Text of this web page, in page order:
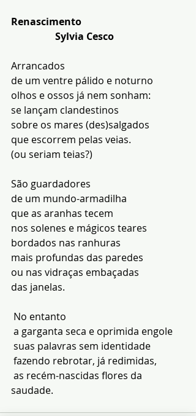
Renascimento
Sylvia Cesco
Arrancados
de um ventre pálido e noturno
olhos e ossos já nem sonham:
se lançam clandestinos
sobre os mares (des)salgados
que escorrem pelas veias.
(ou seriam teias?)
São guardadores
de um mundo-armadilha
que as aranhas tecem
nos solenes e mágicos teares
bordados nas ranhuras
mais profundas das paredes
ou nas vidraças embaçadas
das janelas.
No entanto
a garganta seca e oprimida engole
suas palavras sem identidade
fazendo rebrotar, já redimidas,
as recém-nascidas flores da
saudade.